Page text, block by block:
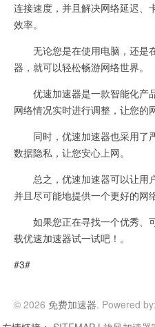
连接速度，并且解决网络延迟、
效率。
无论您是在使用电脑，还是
器，就可以轻松畅游网络世界。
优速加速器是一款智能化产
网络情况实时进行调整，让您的
同时，优速加速器也采用了
数据隐私，让您安心上网。
总之，优速加速器可以让用
并且尽可能地提供一个更好的网
如果您正在寻找一个优秀、
载优速加速器试一试吧！。
#3#
© 2026 免费加速器. Powered by: